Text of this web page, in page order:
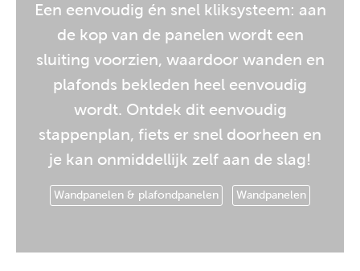
Een eenvoudig én snel kliksysteem: aan
de kop van de panelen wordt een
sluiting voorzien, waardoor wanden en
plafonds bekleden heel eenvoudig
wordt. Ontdek dit eenvoudig
stappenplan, fiets er snel doorheen en
je kan onmiddellijk zelf aan de slag!
Wandpanelen & plafondpanelen Wandpanelen